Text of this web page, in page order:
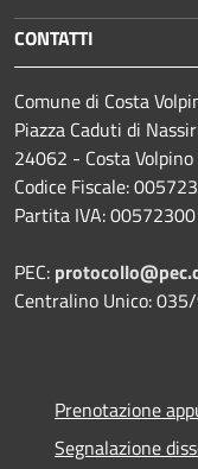
CONTATTI
Comune di Costa
Piazza Caduti di
24062 - Costa Volpino
Codice Fiscale:
Partita IVA:
PEC:
Centralino Unico:
Prenotazione
Segnalazione